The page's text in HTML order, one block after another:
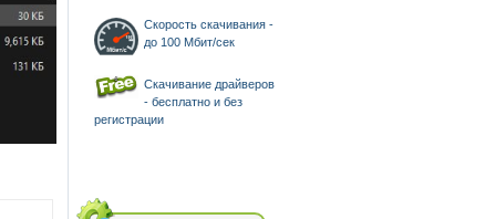
Скорость скачивания -
до 100 Мбит/сек
Скачивание драйверов
- бесплатно и без
регистрации